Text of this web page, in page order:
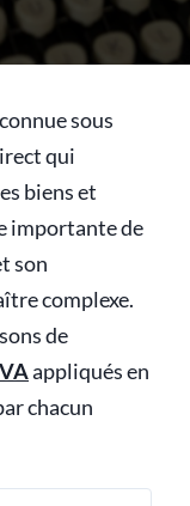
sous
qui
biens et
importante de
son
complexe.
de
appliqués en
chacun